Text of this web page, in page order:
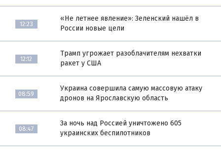
12:23
«Не летнее явление»: Зеленский нашёл в
России новые цели
12:12
Трамп угрожает разоблачителям нехватки
ракет у США
08:59
Украина совершила самую массовую атаку
дронов на Ярославскую область
08:47
За ночь над Россией уничтожено 605
украинских беспилотников